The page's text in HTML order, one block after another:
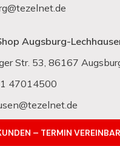
Augsburg-
Str. 53, 86167
47014500
– TERMIN